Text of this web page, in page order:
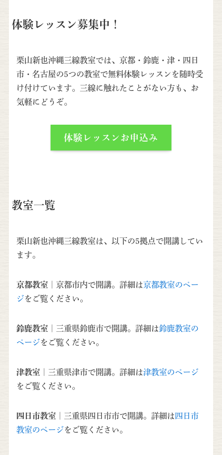
体験レッスン募集中！
栗山新也沖縄三線教室では、京都・鈴鹿・津・四日
市・名古屋の5つの教室で無料体験レッスンを随時受
け付けています。三線に触れたことがない方も、お
気軽にどうぞ。
体験レッスンお申込み
教室一覧
栗山新也沖縄三線教室は、以下の5拠点で開講してい
ます。
京都教室 ｜京都市内で開講。詳細は京都教室のペー
ジをご覧ください。
鈴鹿教室 ｜三重県鈴鹿市で開講。詳細は鈴鹿教室の
ページをご覧ください。
津教室 ｜三重県津市で開講。詳細は津教室のページ
をご覧ください。
四日市教室 ｜三重県四日市市で開講。詳細は四日市
教室のページをご覧ください。